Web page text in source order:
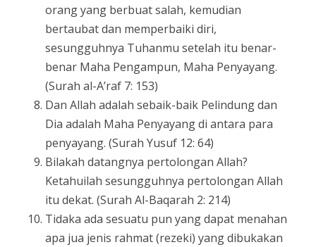
orang yang berbuat salah, kemudian
bertaubat dan memperbaiki diri,
sesungguhnya Tuhanmu setelah itu benar-
benar Maha Pengampun, Maha Penyayang.
(Surah al-A’raf 7: 153)
Dan Allah adalah sebaik-baik Pelindung dan
Dia adalah Maha Penyayang di antara para
penyayang. (Surah Yusuf 12: 64)
Bilakah datangnya pertolongan Allah?
Ketahuilah sesungguhnya pertolongan Allah
itu dekat. (Surah Al-Baqarah 2: 214)
Tidaka ada sesuatu pun yang dapat menahan
apa jua jenis rahmat (rezeki) yang dibukakan